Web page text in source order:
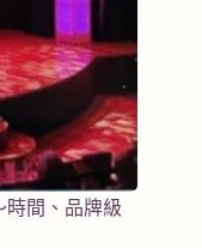
時間、品牌級